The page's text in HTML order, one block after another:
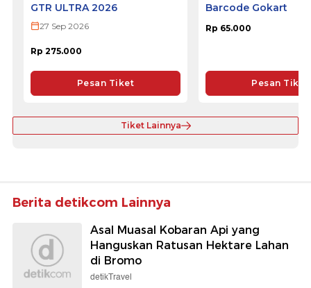
GTR ULTRA 2026
27 Sep 2026
Rp 275.000
Pesan Tiket
Barcode Gokart
Rp 65.000
Pesan Tiket
Tiket Lainnya
Berita detikcom Lainnya
Asal Muasal Kobaran Api yang
Hanguskan Ratusan Hektare Lahan
di Bromo
detikTravel